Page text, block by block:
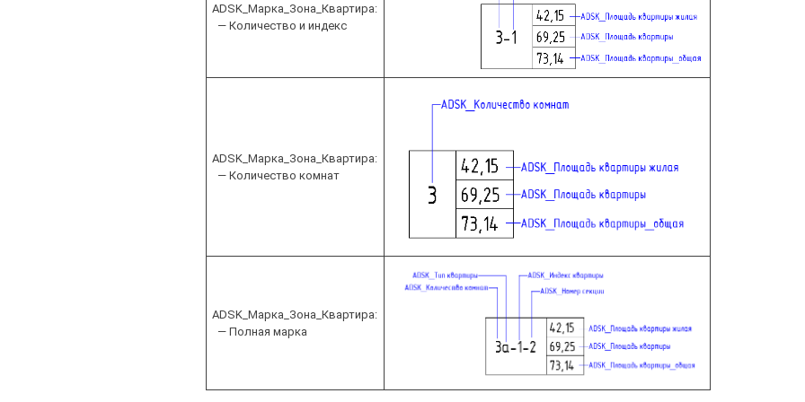
ADSK_Марка_Зона_Квартира:
— Количество и индекс
ADSK_Марка_Зона_Квартира:
— Количество комнат
ADSK_Марка_Зона_Квартира:
— Полная марка